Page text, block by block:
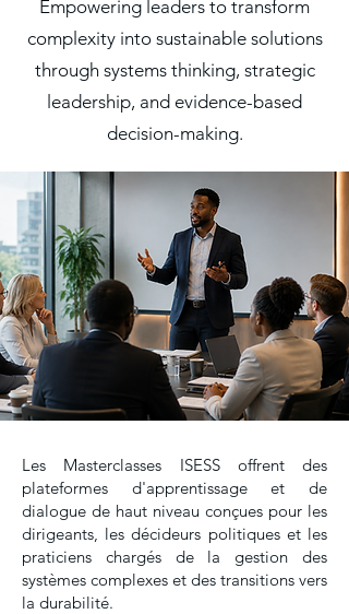
Empowering leaders to transform
complexity into sustainable solutions
through systems thinking, strategic
leadership, and evidence-based
decision-making.
Les Masterclasses ISESS offrent des
plateformes d'apprentissage et de
dialogue de haut niveau conçues pour les
dirigeants, les décideurs politiques et les
praticiens chargés de la gestion des
systèmes complexes et des transitions vers
la durabilité.